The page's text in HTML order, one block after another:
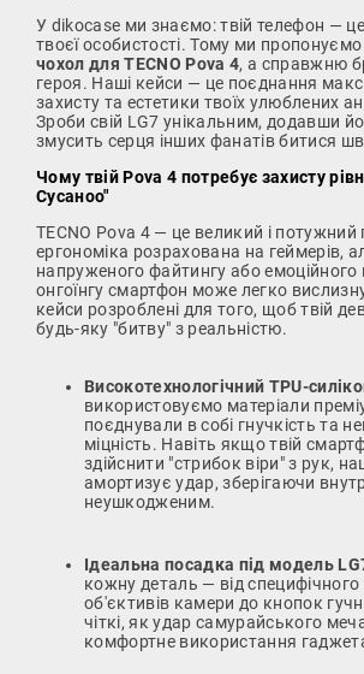
У dikocase ми знаємо: твій телефон —
твоєї особистості. Тому ми пропонуємо
чохол для TECNO Pova 4, а справжню
героя. Наші кейси — це поєднання
захисту та естетики твоїх улюблених
Зроби свій LG7 унікальним, додавши
змусить серця інших фанатів битися
Чому твій Pova 4 потребує захисту
Сусаноо"
TECNO Pova 4 — це великий і
ергономіка розрахована на геймерів,
напруженого файтингу або
онгоїнгу смартфон може легко
кейси розроблені для того, щоб твій
будь-яку "битву" з реальністю.
Високотехнологічний TPU-
використовуємо матеріали
поєднували в собі гнучкість та
міцність. Навіть якщо твій
здійснити "стрибок віри" з рук,
амортизує удар, зберігаючи
неушкодженим.
Ідеальна посадка під модель
кожну деталь — від
об'єктивів камери до кнопок
чіткі, як удар самурайського
комфортне використання